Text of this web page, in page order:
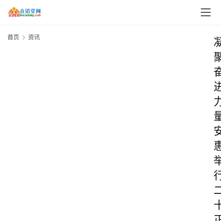
首页 资讯